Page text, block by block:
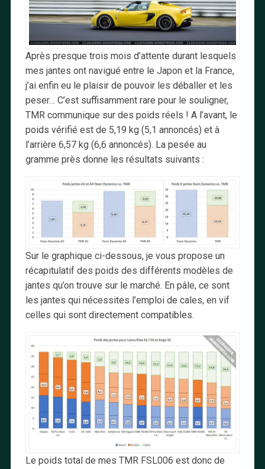
Après presque trois mois d’attente durant lesquels
mes jantes ont navigué entre le Japon et la France,
j’ai enfin eu le plaisir de pouvoir les déballer et les
peser… C’est suffisamment rare pour le souligner,
TMR communique sur des poids réels ! A l’avant, le
poids vérifié est de 5,19 kg (5,1 annoncés) et à
l’arrière 6,57 kg (6,6 annoncés). La pesée au
gramme près donne les résultats suivants :
Sur le graphique ci-dessous, je vous propose un
récapitulatif des poids des différents modèles de
jantes qu’on trouve sur le marché. En pâle, ce sont
les jantes qui nécessites l’emploi de cales, en vif
celles qui sont directement compatibles.
Le poids total de mes TMR FSL006 est donc de